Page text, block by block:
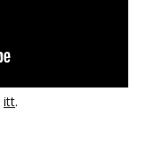
itt.